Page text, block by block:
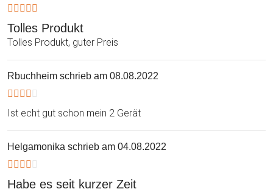
Tolles Produkt
Tolles Produkt, guter Preis
Rbuchheim schrieb am 08.08.2022
Ist echt gut schon mein 2 Gerät
Helgamonika schrieb am 04.08.2022
Habe es seit kurzer Zeit